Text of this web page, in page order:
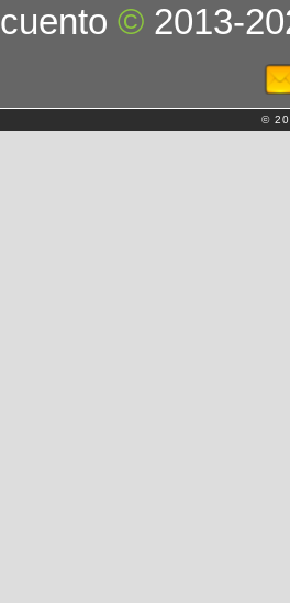
cuento© 2013-
©